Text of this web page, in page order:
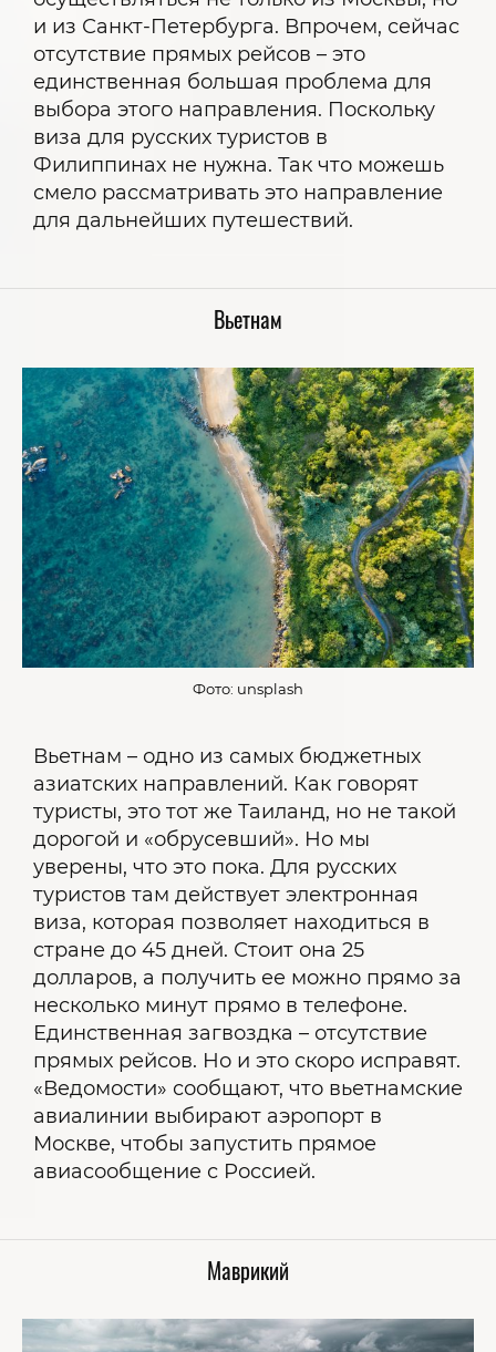
и из Санкт-Петербурга. Впрочем, сейчас
отсутствие прямых рейсов – это
единственная большая проблема для
выбора этого направления. Поскольку
виза для русских туристов в
Филиппинах не нужна. Так что можешь
смело рассматривать это направление
для дальнейших путешествий.
Вьетнам
Фото: unsplash
Вьетнам – одно из самых бюджетных
азиатских направлений. Как говорят
туристы, это тот же Таиланд, но не такой
дорогой и «обрусевший». Но мы
уверены, что это пока. Для русских
туристов там действует электронная
виза, которая позволяет находиться в
стране до 45 дней. Стоит она 25
долларов, а получить ее можно прямо за
несколько минут прямо в телефоне.
Единственная загвоздка – отсутствие
прямых рейсов. Но и это скоро исправят.
«Ведомости» сообщают, что вьетнамские
авиалинии выбирают аэропорт в
Москве, чтобы запустить прямое
авиасообщение с Россией.
Маврикий